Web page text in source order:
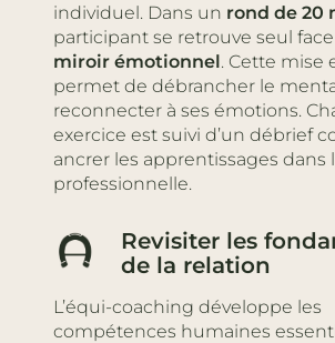
individuel. Dans un rond de 20
participant se retrouve seul face
miroir émotionnel. Cette mise
permet de débrancher le
reconnecter à ses émotions.
exercice est suivi d’un débrief
ancrer les apprentissages dans
professionnelle.
Revisiter les
de la relation
L’équi-coaching développe les
compétences humaines